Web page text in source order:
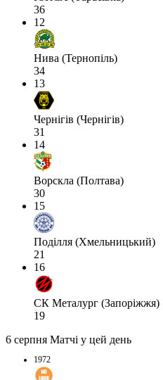
36
12
Нива (Тернопіль)
34
13
Чернігів (Чернігів)
31
14
Ворскла (Полтава)
30
15
Поділля (Хмельницький)
21
16
СК Металург (Запоріжжя)
19
6 серпня Матчі у цей день
1972